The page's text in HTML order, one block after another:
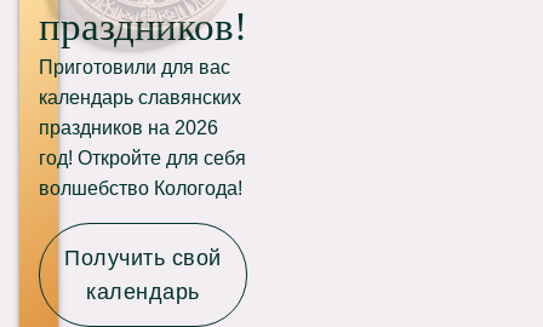
праздников!
Приготовили для вас
календарь славянских
праздников на 2026
год! Откройте для себя
волшебство Кологода!
Получить свой
календарь